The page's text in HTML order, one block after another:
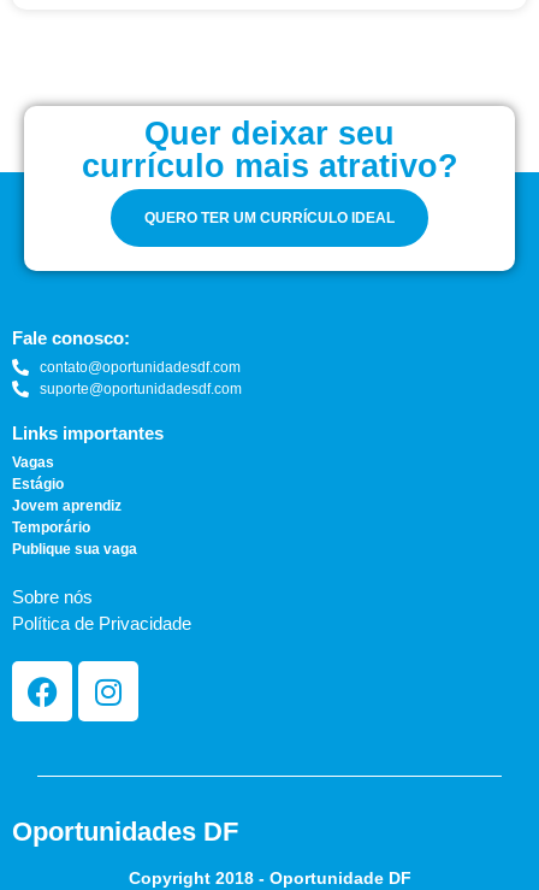
Quer deixar seu
currículo mais atrativo?
QUERO TER UM CURRÍCULO IDEAL
Fale conosco:
contato@oportunidadesdf.com
suporte@oportunidadesdf.com
Links importantes
Vagas
Estágio
Jovem aprendiz
Temporário
Publique sua vaga
Sobre nós
Política de Privacidade
Oportunidades DF
Copyright 2018 - Oportunidade DF